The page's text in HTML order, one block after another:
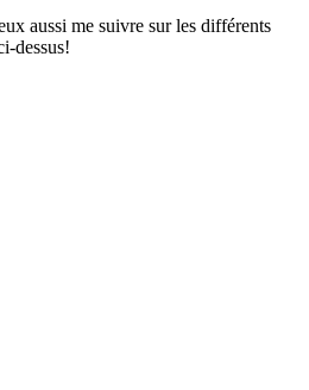
aussi me suivre sur les différents
dessus!